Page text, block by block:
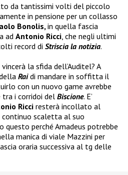
da tantissimi volti del piccolo
in pensione per un collasso
Bonolis, in quella fascia
ad Antonio Ricci , che negli ultimi
record di Striscia la notizia.
la sfida dell’Auditel? A
Rai di mandare in soffitta il
con un nuovo game avrebbe
i corridoi del Biscione. E’
Ricci resterà incollato al
continuo scaletta al suo
perché Amadeus potrebbe
manica di viale Mazzini per
oraria successiva al tg delle